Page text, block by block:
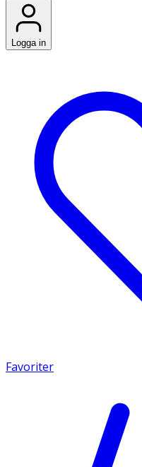
Logga in
Favoriter